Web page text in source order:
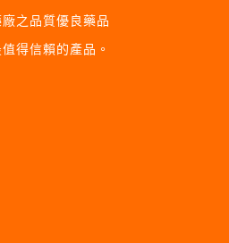
之品質優良藥品
得信賴的產品。